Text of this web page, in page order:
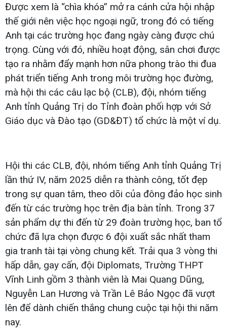
Được xem là “chìa khóa” mở ra cánh cửa hội nhập
thế giới nên việc học ngoại ngữ, trong đó có tiếng
Anh tại các trường học đang ngày càng được chú
trọng. Cùng với đó, nhiều hoạt động, sân chơi được
tạo ra nhằm đẩy mạnh hơn nữa phong trào thi đua
phát triển tiếng Anh trong môi trường học đường,
mà hội thi các câu lạc bộ (CLB), đội, nhóm tiếng
Anh tỉnh Quảng Trị do Tỉnh đoàn phối hợp với Sở
Giáo dục và Đào tạo (GD&ĐT) tổ chức là một ví dụ.
Hội thi các CLB, đội, nhóm tiếng Anh tỉnh Quảng Trị
lần thứ IV, năm 2025 diễn ra thành công, tốt đẹp
trong sự quan tâm, theo dõi của đông đảo học sinh
đến từ các trường học trên địa bàn tỉnh. Trong 37
sản phẩm dự thi đến từ 29 đoàn trường học, ban tổ
chức đã lựa chọn được 6 đội xuất sắc nhất tham
gia tranh tài tại vòng chung kết. Trải qua 3 vòng thi
hấp dẫn, gay cấn, đội Diplomats, Trường THPT
Vĩnh Linh gồm 3 thành viên là Mai Quang Dũng,
Nguyễn Lan Hương và Trần Lê Bảo Ngọc đã vượt
lên để dành chiến thắng chung cuộc tại hội thi năm
nay.